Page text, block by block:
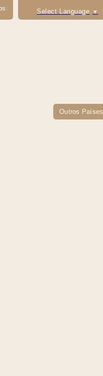
Select Language ▼
Outros Países